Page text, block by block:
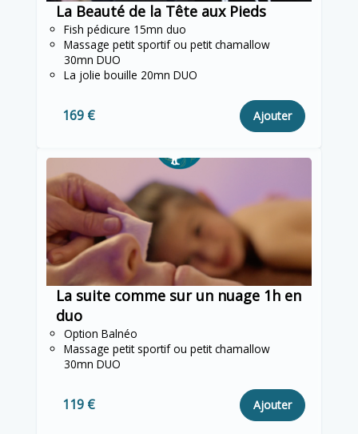
La Beauté de la Tête aux Pieds
Fish pédicure 15mn duo
Massage petit sportif ou petit chamallow
30mn DUO
La jolie bouille 20mn DUO
169 € Ajouter
La suite comme sur un nuage 1h en
duo
Option Balnéo
Massage petit sportif ou petit chamallow
30mn DUO
119 € Ajouter